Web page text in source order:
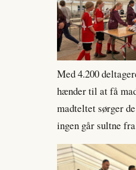
Med 4.200
hænder til at få
madteltet sørger
ingen går sultne